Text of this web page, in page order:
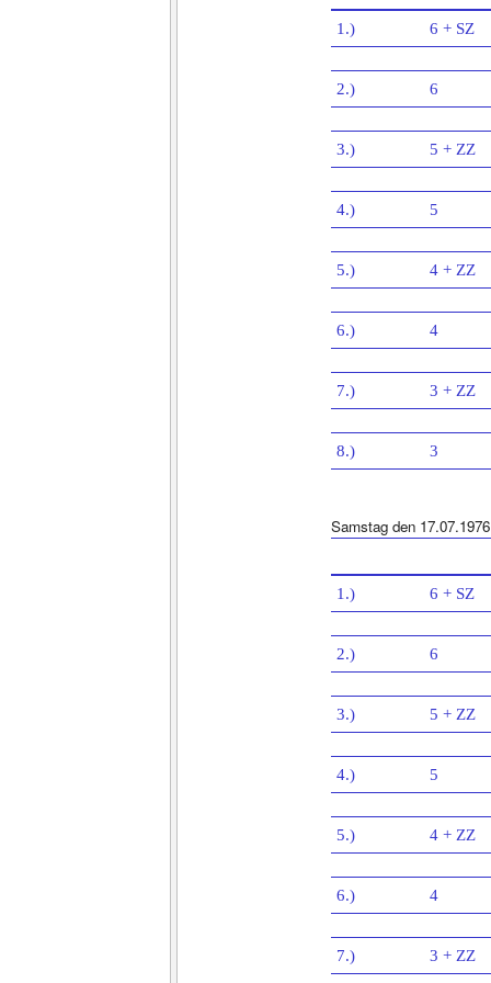
1.) 6 + SZ
2.) 6
3.) 5 + ZZ
4.) 5
5.) 4 + ZZ
6.) 4
7.) 3 + ZZ
8.) 3
Samstag den 17.07.1976
1.) 6 + SZ
2.) 6
3.) 5 + ZZ
4.) 5
5.) 4 + ZZ
6.) 4
7.) 3 + ZZ